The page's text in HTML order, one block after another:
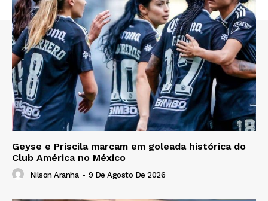
Geyse e Priscila marcam em goleada histórica do
Club América no México
Nilson Aranha - 9 De Agosto De 2026